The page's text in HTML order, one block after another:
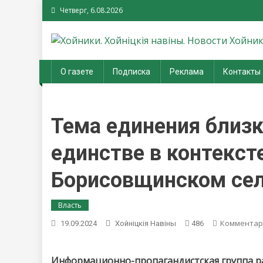
Четверг, 6.08.2026
Хойники. Хойнiцкiя
О газете Подписка Реклама Контакты
Тема единения
единстве в
Борисовщинском
Власть
19.09.2024 Хойнiцкiя Навiны 486